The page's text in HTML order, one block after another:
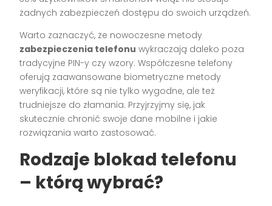
żadnych zabezpieczeń dostępu do swoich urządzeń.
Warto zaznaczyć, że nowoczesne metody
zabezpieczenia telefonu wykraczają daleko poza
tradycyjne PIN-y czy wzory. Współczesne telefony
oferują zaawansowane biometryczne metody
weryfikacji, które są nie tylko wygodne, ale też
trudniejsze do złamania. Przyjrzyjmy się, jak
skutecznie chronić swoje dane mobilne i jakie
rozwiązania warto zastosować.
Rodzaje blokad telefonu
– którą wybrać?